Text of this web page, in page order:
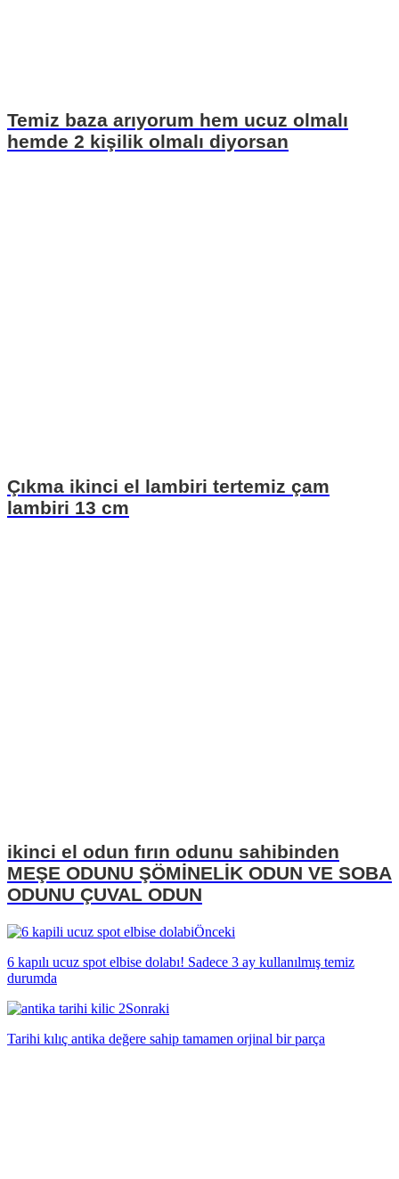
Temiz baza arıyorum hem ucuz olmalı
hemde 2 kişilik olmalı diyorsan
Çıkma ikinci el lambiri tertemiz çam
lambiri 13 cm
ikinci el odun fırın odunu sahibinden
MEŞE ODUNU ŞÖMİNELİK ODUN VE SOBA
ODUNU ÇUVAL ODUN
Önceki
6 kapılı ucuz spot elbise dolabı! Sadece 3 ay kullanılmış temiz
durumda
Sonraki
Tarihi kılıç antika değere sahip tamamen orjinal bir parça